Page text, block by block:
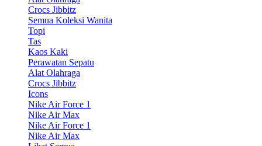
Crocs Jibbitz
Semua Koleksi Wanita
Topi
Tas
Kaos Kaki
Perawatan Sepatu
Alat Olahraga
Crocs Jibbitz
Icons
Nike Air Force 1
Nike Air Max
Nike Air Force 1
Nike Air Max